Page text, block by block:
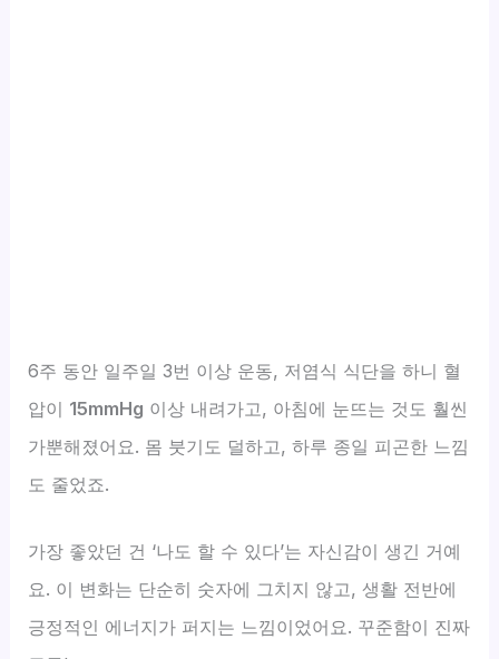
6주 동안 일주일 3번 이상 운동, 저염식 식단을 하니 혈
압이 15mmHg 이상 내려가고, 아침에 눈뜨는 것도 훨씬
가뿐해졌어요. 몸 붓기도 덜하고, 하루 종일 피곤한 느낌
도 줄었죠.
가장 좋았던 건 ‘나도 할 수 있다’는 자신감이 생긴 거예
요. 이 변화는 단순히 숫자에 그치지 않고, 생활 전반에
긍정적인 에너지가 퍼지는 느낌이었어요. 꾸준함이 진짜